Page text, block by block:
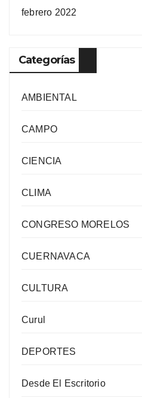
febrero 2022
Categorías
AMBIENTAL
CAMPO
CIENCIA
CLIMA
CONGRESO MORELOS
CUERNAVACA
CULTURA
Curul
DEPORTES
Desde El Escritorio